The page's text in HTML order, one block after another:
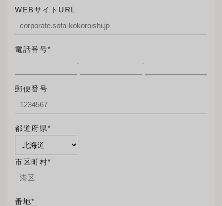
WEBサイトURL
電話番号*
-
-
郵便番号
都道府県*
市区町村*
番地*